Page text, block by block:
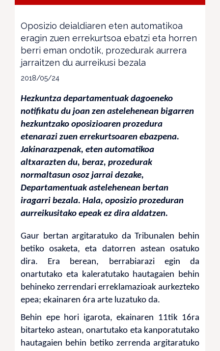
Oposizio deialdiaren eten automatikoa
eragin zuen errekurtsoa ebatzi eta horren
berri eman ondotik, prozedurak aurrera
jarraitzen du aurreikusi bezala
2018/05/24
Hezkuntza departamentuak dagoeneko
notifikatu du joan zen astelehenean bigarren
hezkuntzako oposizioaren prozedura
etenarazi zuen errekurtsoaren ebazpena.
Jakinarazpenak, eten automatikoa
altxarazten du, beraz, prozedurak
normaltasun osoz jarrai dezake,
Departamentuak astelehenean bertan
iragarri bezala. Hala, oposizio prozeduran
aurreikusitako epeak ez dira aldatzen.
Gaur bertan argitaratuko da Tribunalen behin
betiko osaketa, eta datorren astean osatuko
dira. Era berean, berrabiarazi egin da
onartutako eta kaleratutako hautagaien behin
behineko zerrendari erreklamazioak aurkezteko
epea; ekainaren 6ra arte luzatuko da.
Behin epe hori igarota, ekainaren 11tik 16ra
bitarteko astean, onartutako eta kanporatutako
hautagaien behin betiko zerrenda argitaratuko